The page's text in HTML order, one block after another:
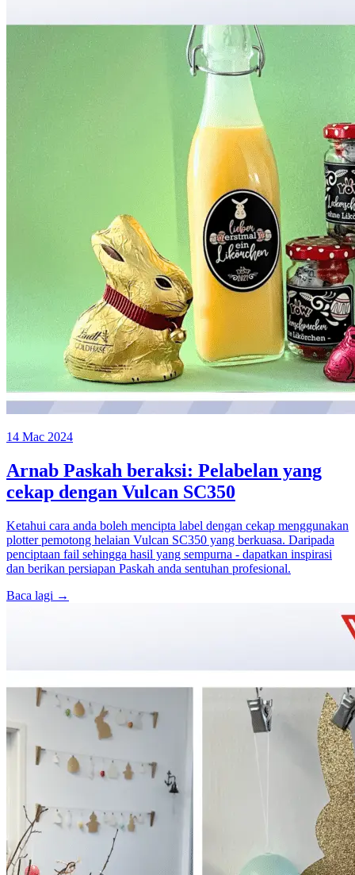
14 Mac 2024
Arnab Paskah beraksi: Pelabelan yang
cekap dengan Vulcan SC350
Ketahui cara anda boleh mencipta label dengan cekap menggunakan
plotter pemotong helaian Vulcan SC350 yang berkuasa. Daripada
penciptaan fail sehingga hasil yang sempurna - dapatkan inspirasi
dan berikan persiapan Paskah anda sentuhan profesional.
Baca lagi →